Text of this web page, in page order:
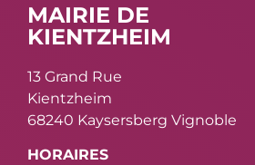
MAIRIE DE
KIENTZHEIM
13 Grand Rue
Kientzheim
68240 Kaysersberg Vignoble
HORAIRES